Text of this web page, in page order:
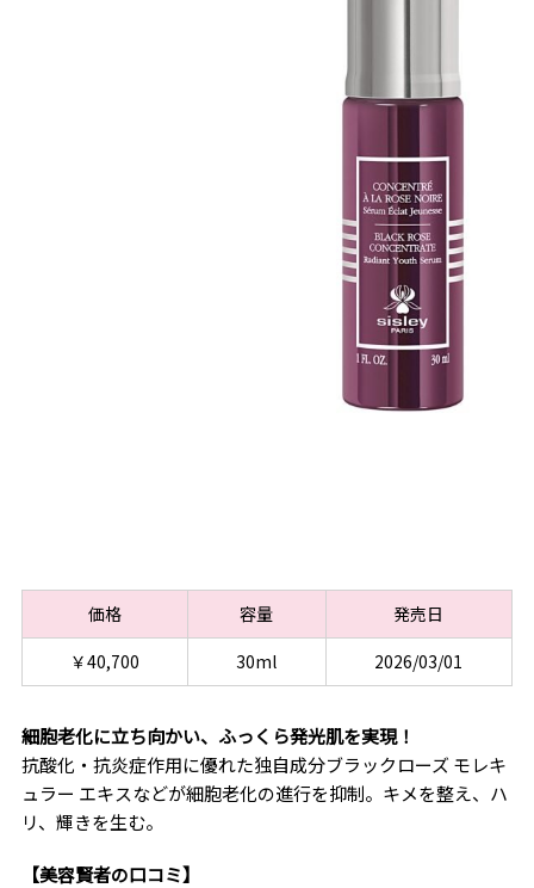
価格 容量
発売日
￥40,700
30ml 2026/03/01
細胞老化に立ち向かい、ふっくら発光肌を実現！
抗酸化・抗炎症作用に優れた独自成分ブラックローズ モレキ
ュラー エキスなどが細胞老化の進行を抑制。キメを整え、ハ
リ、輝きを生む。
【美容賢者の口コミ】